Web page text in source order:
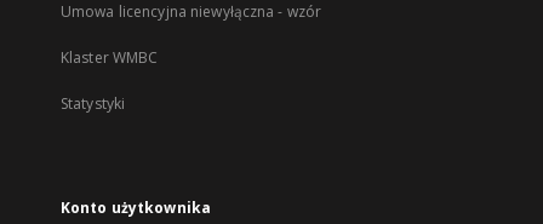
Umowa licencyjna niewyłączna - wzór
Klaster WMBC
Statystyki
Konto użytkownika